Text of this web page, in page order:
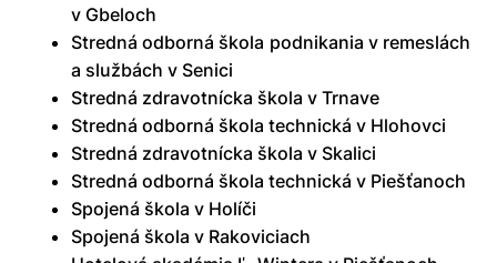
v Gbeloch
Stredná odborná škola podnikania v remeslách
a službách v Senici
Stredná zdravotnícka škola v Trnave
Stredná odborná škola technická v Hlohovci
Stredná zdravotnícka škola v Skalici
Stredná odborná škola technická v Piešťanoch
Spojená škola v Holíči
Spojená škola v Rakoviciach